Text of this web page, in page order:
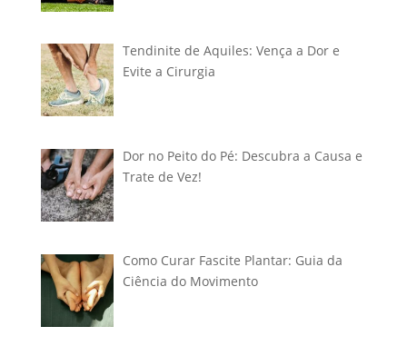
Tendinite de Aquiles: Vença a Dor e
Evite a Cirurgia
Dor no Peito do Pé: Descubra a Causa e
Trate de Vez!
Como Curar Fascite Plantar: Guia da
Ciência do Movimento